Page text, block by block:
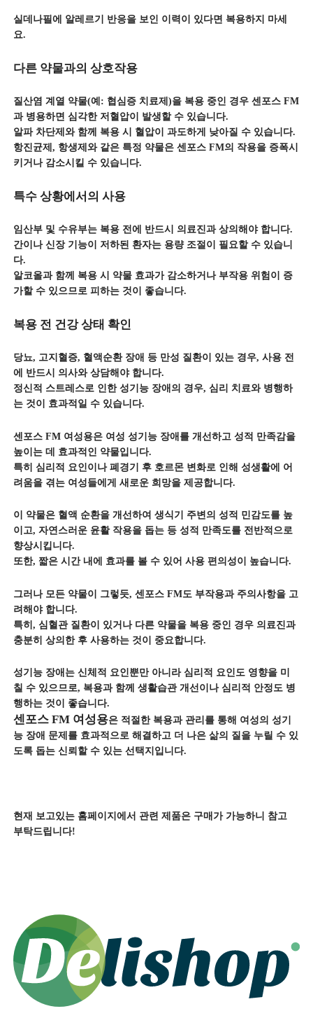
실데나필에 알레르기 반응을 보인 이력이 있다면 복용하지 마세
요.
다른 약물과의 상호작용
질산염 계열 약물(예: 협심증 치료제)을 복용 중인 경우 센포스 FM
과 병용하면 심각한 저혈압이 발생할 수 있습니다.
알파 차단제와 함께 복용 시 혈압이 과도하게 낮아질 수 있습니다.
항진균제, 항생제와 같은 특정 약물은 센포스 FM의 작용을 증폭시
키거나 감소시킬 수 있습니다.
특수 상황에서의 사용
임산부 및 수유부는 복용 전에 반드시 의료진과 상의해야 합니다.
간이나 신장 기능이 저하된 환자는 용량 조절이 필요할 수 있습니
다.
알코올과 함께 복용 시 약물 효과가 감소하거나 부작용 위험이 증
가할 수 있으므로 피하는 것이 좋습니다.
복용 전 건강 상태 확인
당뇨, 고지혈증, 혈액순환 장애 등 만성 질환이 있는 경우, 사용 전
에 반드시 의사와 상담해야 합니다.
정신적 스트레스로 인한 성기능 장애의 경우, 심리 치료와 병행하
는 것이 효과적일 수 있습니다.
센포스 FM 여성용은 여성 성기능 장애를 개선하고 성적 만족감을
높이는 데 효과적인 약물입니다.
특히 심리적 요인이나 폐경기 후 호르몬 변화로 인해 성생활에 어
려움을 겪는 여성들에게 새로운 희망을 제공합니다.
이 약물은 혈액 순환을 개선하여 생식기 주변의 성적 민감도를 높
이고, 자연스러운 윤활 작용을 돕는 등 성적 만족도를 전반적으로
향상시킵니다.
또한, 짧은 시간 내에 효과를 볼 수 있어 사용 편의성이 높습니다.
그러나 모든 약물이 그렇듯, 센포스 FM도 부작용과 주의사항을 고
려해야 합니다.
특히, 심혈관 질환이 있거나 다른 약물을 복용 중인 경우 의료진과
충분히 상의한 후 사용하는 것이 중요합니다.
성기능 장애는 신체적 요인뿐만 아니라 심리적 요인도 영향을 미
칠 수 있으므로, 복용과 함께 생활습관 개선이나 심리적 안정도 병
행하는 것이 좋습니다.
센포스 FM 여성용은 적절한 복용과 관리를 통해 여성의 성기
능 장애 문제를 효과적으로 해결하고 더 나은 삶의 질을 누릴 수 있
도록 돕는 신뢰할 수 있는 선택지입니다.
현재 보고있는 홈페이지에서 관련 제품은 구매가 가능하니 참고
부탁드립니다!